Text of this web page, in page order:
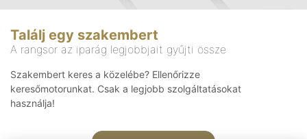
Találj egy szakembert
A rangsor az iparág legjobbjait gyűjti össze
Szakembert keres a közelébe? Ellenőrizze
keresőmotorunkat. Csak a legjobb szolgáltatásokat
használja!